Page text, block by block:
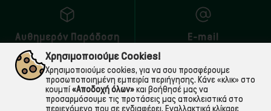
Αυθημερόν Παράδοση
εντός Αττικής
E-mail
Χρησιμοποιούμε Cookies!
Χρησιμοποιούμε cookies, για να σου προσφέρουμε
προσωποποιημένη εμπειρία περιήγησης. Κάνε «κλικ» στο
κουμπί«Αποδοχή όλων»και βοήθησέ μας να
προσαρμόσουμε τις προτάσεις μας αποκλειστικά στο
περιεχόμενο που σε ενδιαφέρει. Εναλλακτικά κλίκαρε